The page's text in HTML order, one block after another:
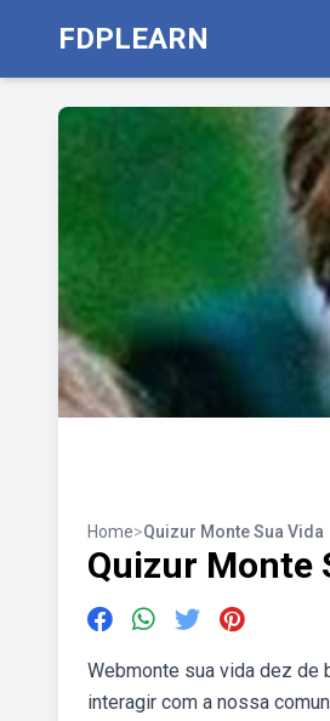
FDPLEARN
Home>Quizur Monte Sua Vida
Quizur Monte
Webmonte sua vida dez de
interagir com a nossa